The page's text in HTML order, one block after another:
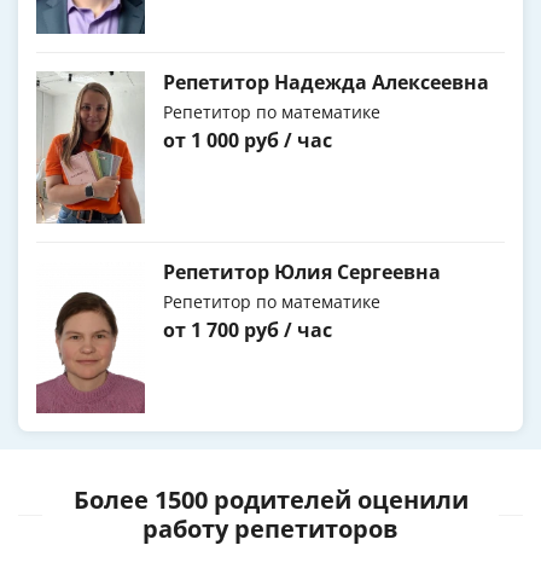
Репетитор Надежда Алексеевна
Репетитор по математике
от 1 000 руб / час
Репетитор Юлия Сергеевна
Репетитор по математике
от 1 700 руб / час
Более 1500 родителей оценили
работу репетиторов